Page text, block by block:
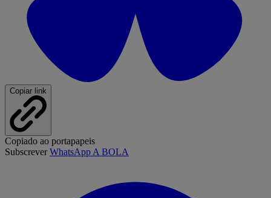
Copiar link
Copiado ao portapapeis
SubscreverWhatsApp A BOLA